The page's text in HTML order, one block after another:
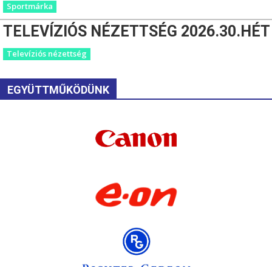
Sportmárka
TELEVÍZIÓS NÉZETTSÉG 2026.30.HÉT
Televíziós nézettség
EGYÜTTMŰKÖDÜNK